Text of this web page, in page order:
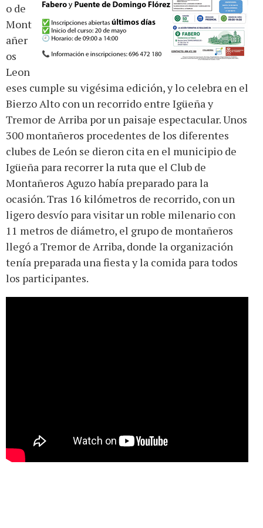
o de
Mont
añer
os
Leon
eses cumple su vigésima edición, y lo celebra en el
Bierzo Alto con un recorrido entre Igüeña y
Tremor de Arriba por un paisaje espectacular. Unos
300 montañeros procedentes de los diferentes
clubes de León se dieron cita en el municipio de
Igüeña para recorrer la ruta que el Club de
Montañeros Aguzo había preparado para la
ocasión. Tras 16 kilómetros de recorrido, con un
ligero desvío para visitar un roble milenario con
11 metros de diámetro, el grupo de montañeros
llegó a Tremor de Arriba, donde la organización
tenía preparada una fiesta y la comida para todos
los participantes.